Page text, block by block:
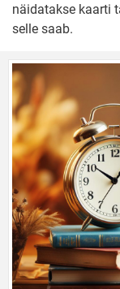
näidatakse kaarti
selle saab.